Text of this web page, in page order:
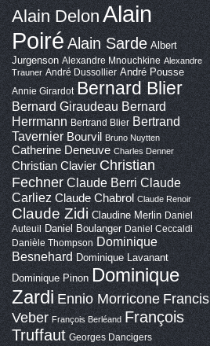
Alain DelonAlain
Poiré Alain Sarde Albert
Jurgenson Alexandre Mnouchkine Alexandre
Trauner André Dussollier André Pousse
Annie Girardot Bernard Blier
Bernard Giraudeau Bernard
Herrmann Bertrand Blier Bertrand
Tavernier Bourvil Bruno Nuytten
Catherine Deneuve Charles Denner
Christian Clavier Christian
Fechner Claude Berri Claude
Carliez Claude Chabrol Claude Renoir
Claude Zidi Claudine Merlin Daniel
Auteuil
Daniel Boulanger Daniel Ceccaldi
Danièle Thompson Dominique
Besnehard Dominique Lavanant
Dominique Pinon Dominique
Zardi Ennio Morricone Francis
Veber François Berléand François
Truffaut Georges Dancigers